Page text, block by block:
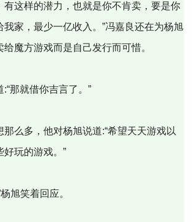
有这样的潜力，也就是你不肯卖，要是你
我家，最少一亿收入。”冯嘉良还在为杨旭
魔方游戏而是自己发行而可惜。
那就借你吉言了。”
么多，他对杨旭说道:“希望天天游戏以
好玩的游戏。”
旭笑着回应。